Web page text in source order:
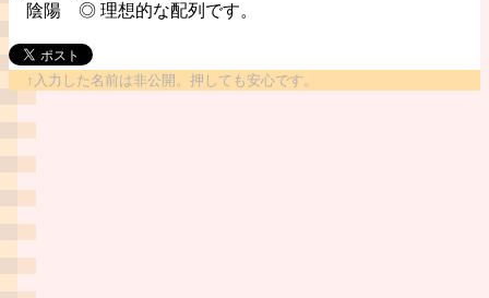
陰陽 ◎ 理想的な配列です。
↑入力した名前は非公開。押しても安心です。